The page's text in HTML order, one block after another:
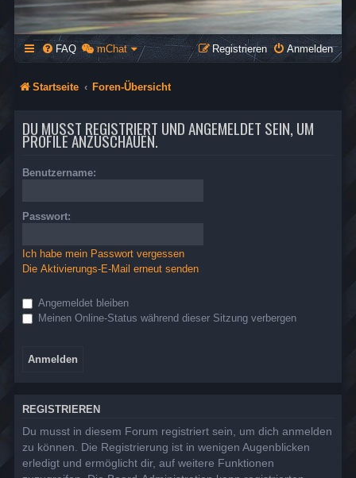
o
n
FAQ mChat Anmelden
Registrieren
Startseite Foren-Übersicht
DU MUSST REGISTRIERT UND ANGEMELDET SEIN, UM
PROFILE ANZUSCHAUEN.
Benutzername:
Passwort:
Ich habe mein Passwort vergessen
Die Aktivierungs-E-Mail erneut senden
Angemeldet bleiben
Meinen Online-Status während dieser Sitzung verbergen
REGISTRIEREN
Du musst in diesem Forum registriert sein, um dich anmelden
zu können. Die Registrierung ist in wenigen Augenblicken
erledigt und ermöglicht dir, auf weitere Funktionen